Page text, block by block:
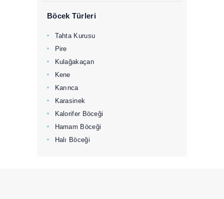
Böcek Türleri
Tahta Kurusu
Pire
Kulağakaçan
Kene
Karınca
Karasinek
Kalorifer Böceği
Hamam Böceği
Halı Böceği